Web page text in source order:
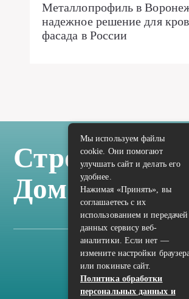
Металлопрофиль в
надежное решение для
фасада в России
Стройка
Дом Отделка
Карта сайта
Политика
Мы используем файлы
cookie. Они помогают
улучшать сайт и делать его
удобнее.
Нажимая «Принять», вы
соглашаетесь с их
использованием и передачей
данных сервису веб-
аналитики. Если нет —
измените настройки
или покиньте сайт.
Политика обработки
персональных данных и